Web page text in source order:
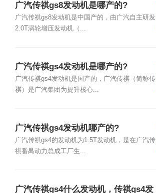
广汽传祺gs8发动机是哪产的?
广汽传祺gs8发动机是中国产的，由广汽自主研发
2.0T涡轮增压发动机（...
广汽传祺gs4发动机是哪产的?
广汽传祺gs4发动机是国产的，广汽传祺（简称传
祺）是广汽集团为提升核心...
广汽传祺gs4发动机哪产的?
广汽传祺gs4的发动机为1.5T发动机，是在广汽传
祺番禺动力总成工厂生...
广汽传祺gs4什么发动机，传祺gs4发